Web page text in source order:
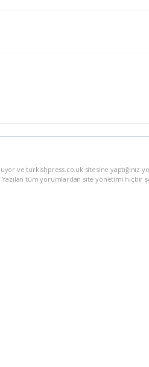
ve turkishpress.co.uk sitesine yaptığınız
tüm yorumlardan site yönetimi hiçbir